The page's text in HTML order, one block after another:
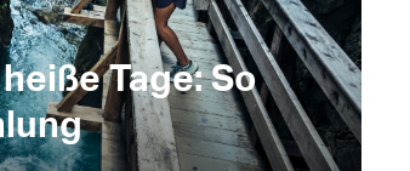
Tage: So